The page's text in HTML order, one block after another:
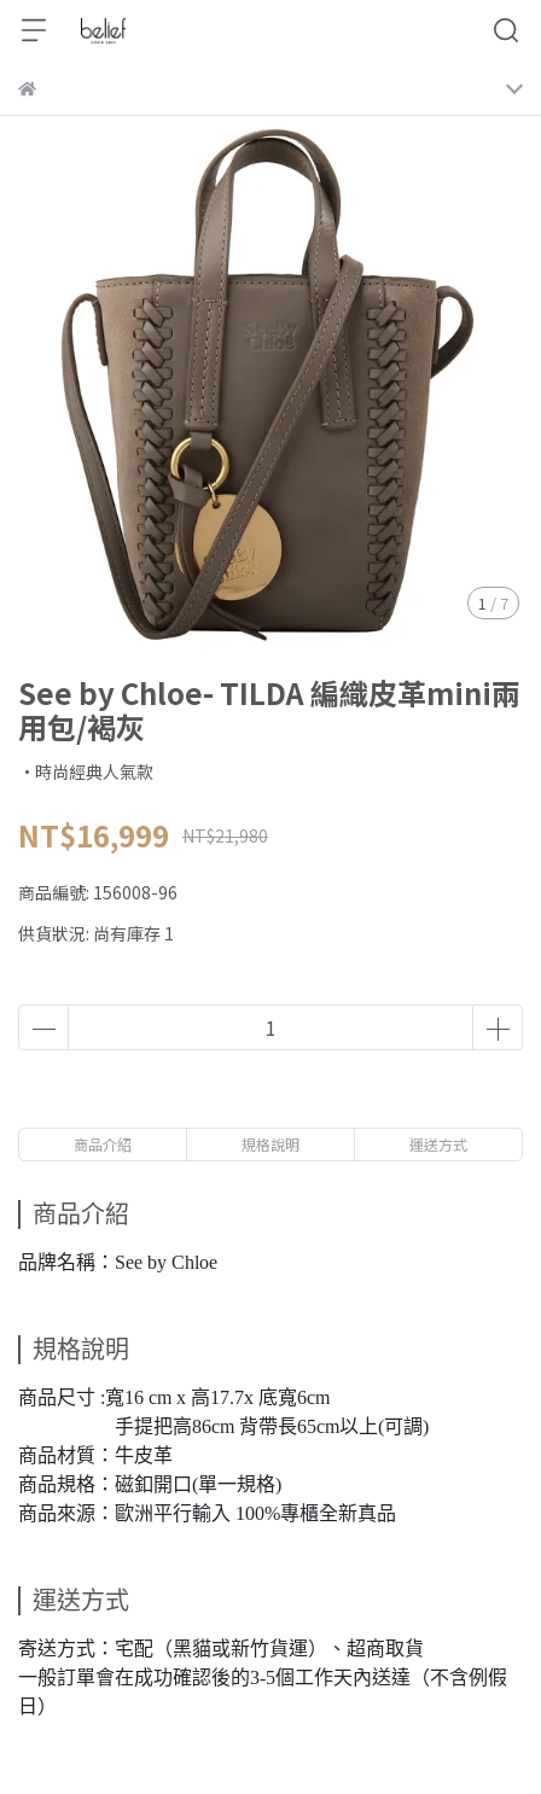
1 / 7
See by Chloe- TILDA 編織皮革mini兩
用包/褐灰
·時尚經典人氣款
NT$16,999 NT$21,980
商品編號: 156008-96
供貨狀況: 尚有庫存 1
商品介紹 規格說明 運送方式
商品介紹
品牌名稱：See by Chloe
規格說明
商品尺寸 :寬16 cm x 高17.7x 底寬6cm
手提把高86cm 背帶長65cm以上(可調)
商品材質：牛皮革
商品規格：磁釦開口(單一規格)
商品來源：歐洲平行輸入 100%專櫃全新真品
運送方式
寄送方式：宅配（黑貓或新竹貨運）、超商取貨
一般訂單會在成功確認後的3-5個工作天內送達（不含例假
日）